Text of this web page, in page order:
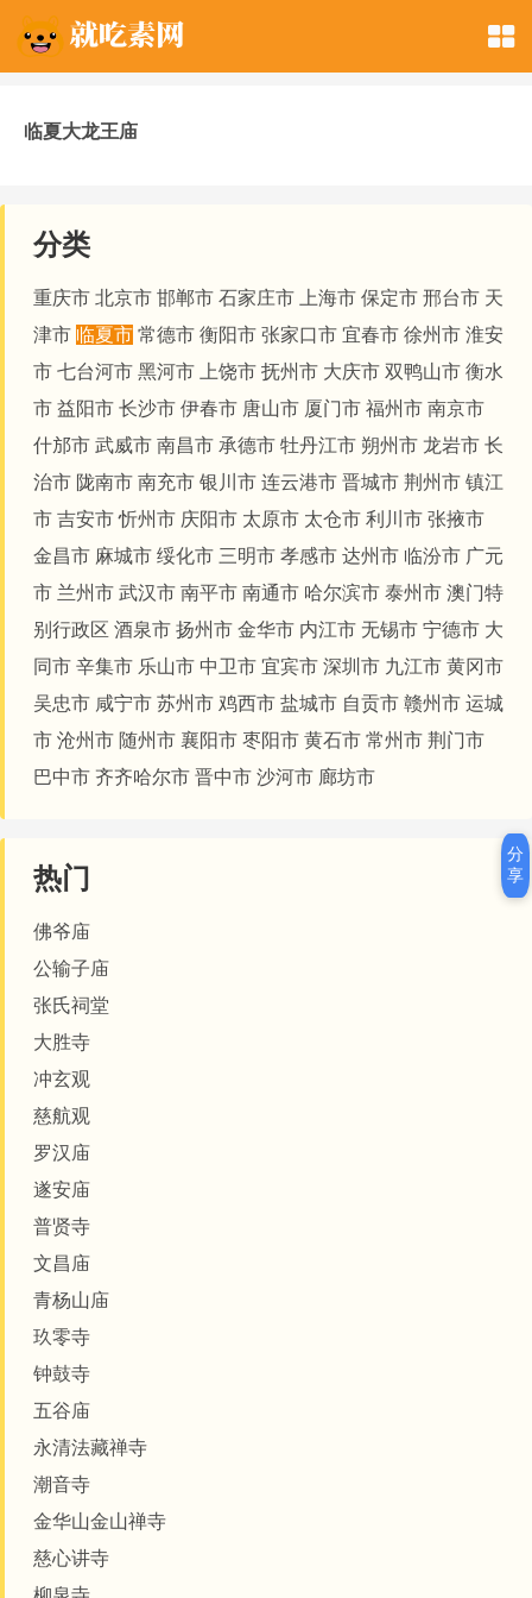
临夏大龙王庙
分类
重庆市 北京市 邯郸市 石家庄市 上海市 保定市 邢台市 天
津市 临夏市 常德市 衡阳市 张家口市 宜春市 徐州市 淮安
市 七台河市 黑河市 上饶市 抚州市 大庆市 双鸭山市 衡水
市 益阳市 长沙市 伊春市 唐山市 厦门市 福州市 南京市
什邡市 武威市 南昌市 承德市 牡丹江市 朔州市 龙岩市 长
治市 陇南市 南充市 银川市 连云港市 晋城市 荆州市 镇江
市 吉安市 忻州市 庆阳市 太原市 太仓市 利川市 张掖市
金昌市 麻城市 绥化市 三明市 孝感市 达州市 临汾市 广元
市 兰州市 武汉市 南平市 南通市 哈尔滨市 泰州市 澳门特
别行政区 酒泉市 扬州市 金华市 内江市 无锡市 宁德市 大
同市 辛集市 乐山市 中卫市 宜宾市 深圳市 九江市 黄冈市
吴忠市 咸宁市 苏州市 鸡西市 盐城市 自贡市 赣州市 运城
市 沧州市 随州市 襄阳市 枣阳市 黄石市 常州市 荆门市
巴中市 齐齐哈尔市 晋中市 沙河市 廊坊市
热门
佛爷庙
公输子庙
张氏祠堂
大胜寺
冲玄观
慈航观
罗汉庙
遂安庙
普贤寺
文昌庙
青杨山庙
玖零寺
钟鼓寺
五谷庙
永清法藏禅寺
潮音寺
金华山金山禅寺
慈心讲寺
分
享